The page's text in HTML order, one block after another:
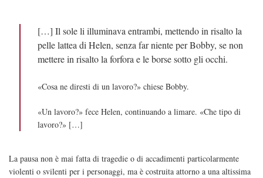
[…] Il sole li illuminava entrambi, mettendo in risalto la
pelle lattea di Helen, senza far niente per Bobby, se non
mettere in risalto la forfora e le borse sotto gli occhi.
«Cosa ne diresti di un lavoro?» chiese Bobby.
«Un lavoro?» fece Helen, continuando a limare. «Che tipo di
lavoro?» […]
La pausa non è mai fatta di tragedie o di accadimenti particolarmente
violenti o svilenti per i personaggi, ma è costruita attorno a una altissima